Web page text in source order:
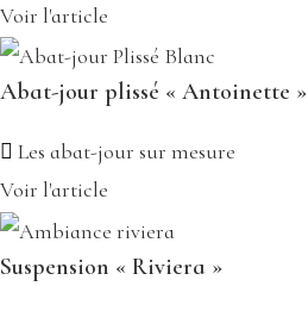
Voir l'article
Abat-jour plissé « Antoinette »
Les abat-jour sur mesure
Voir l'article
Suspension « Riviera »